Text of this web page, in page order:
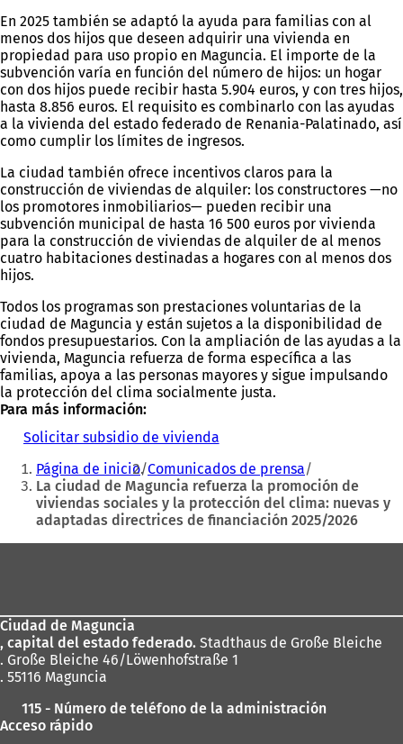
En 2025 también se adaptó la ayuda para familias con al
menos dos hijos que deseen adquirir una vivienda en
propiedad para uso propio en Maguncia. El importe de la
subvención varía en función del número de hijos: un hogar
con dos hijos puede recibir hasta 5.904 euros, y con tres hijos,
hasta 8.856 euros. El requisito es combinarlo con las ayudas
a la vivienda del estado federado de Renania-Palatinado, así
como cumplir los límites de ingresos.
La ciudad también ofrece incentivos claros para la
construcción de viviendas de alquiler: los constructores —no
los promotores inmobiliarios— pueden recibir una
subvención municipal de hasta 16 500 euros por vivienda
para la construcción de viviendas de alquiler de al menos
cuatro habitaciones destinadas a hogares con al menos dos
hijos.
Todos los programas son prestaciones voluntarias de la
ciudad de Maguncia y están sujetos a la disponibilidad de
fondos presupuestarios. Con la ampliación de las ayudas a la
vivienda, Maguncia refuerza de forma específica a las
familias, apoya a las personas mayores y sigue impulsando
la protección del clima socialmente justa.
Para más información:
Solicitar subsidio de vivienda
e
a
b
r
e
n
u
a
Estás
aquí:
Página de inicio Comunicados de prensa
La ciudad de Maguncia refuerza la promoción de
viviendas sociales y la protección del clima: nuevas y
adaptadas directrices de financiación 2025/2026
pies
Ciudad de Maguncia
, capital del estado federado. Stadthaus de Große Bleiche
. Große Bleiche 46/Löwenhofstraße 1
. 55116 Maguncia
115 - Número de teléfono de la administración
Acceso rápido